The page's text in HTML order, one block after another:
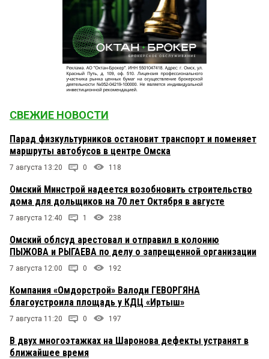
СВЕЖИЕ НОВОСТИ
Парад физкультурников остановит транспорт и поменяет
маршруты автобусов в центре Омска
7 августа 13:20 0 118
Омский Минстрой надеется возобновить строительство
дома для дольщиков на 70 лет Октября в августе
7 августа 12:40 1 238
Омский облсуд арестовал и отправил в колонию
ПЫЖОВА и РЫГАЕВА по делу о запрещенной организации
7 августа 12:00 0 192
Компания «Омдорстрой» Валоди ГЕВОРГЯНА
благоустроила площадь у КДЦ «Иртыш»
7 августа 11:20 0 197
В двух многоэтажках на Шаронова дефекты устранят в
ближайшее время